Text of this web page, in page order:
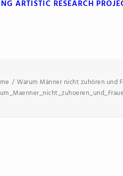
ARTISTIC RESEARCH
Warum Männer nicht zuhören und